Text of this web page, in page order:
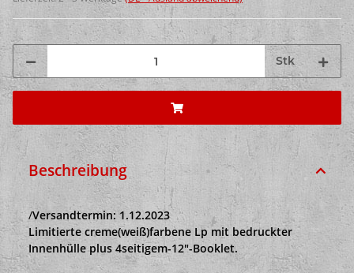
Stk
Beschreibung
/Versandtermin: 1.12.2023
Limitierte creme(weiß)farbene Lp mit bedruckter
Innenhülle plus 4seitigem-12"-Booklet.